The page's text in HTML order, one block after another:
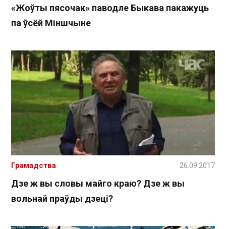
«Жоўты пясочак» паводле Быкава пакажуць
па ўсёй Міншчыне
Дзе ж вы словы майго краю? Дзе ж вы
вольнай праўды дзеці?
Грамадства 26.09.2017